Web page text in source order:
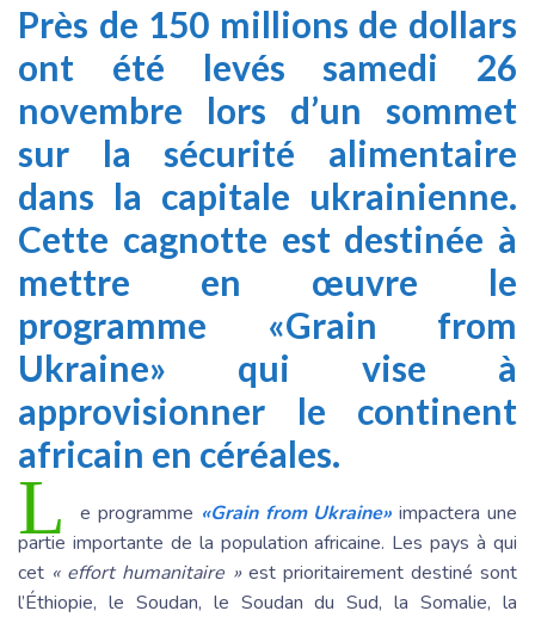
Près de 150 millions de dollars
ont été levés samedi 26
novembre lors d’un sommet
sur la sécurité alimentaire
dans la capitale ukrainienne.
Cette cagnotte est destinée à
mettre en œuvre le
programme «Grain from
Ukraine» qui vise à
approvisionner le continent
africain en céréales.
L e programme «Grain from Ukraine»impactera une
partie importante de la population africaine. Les pays à qui
cet « effort humanitaire » est prioritairement destiné sont
l’Éthiopie, le Soudan, le Soudan du Sud, la Somalie, la